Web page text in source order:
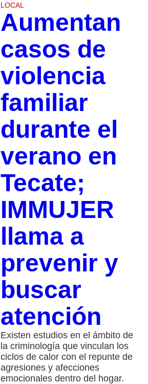
LOCAL
Aumentan
casos de
violencia
familiar
durante el
verano en
Tecate;
IMMUJER
llama a
prevenir y
buscar
atención
Existen estudios en el ámbito de
la criminología que vinculan los
ciclos de calor con el repunte de
agresiones y afecciones
emocionales dentro del hogar.